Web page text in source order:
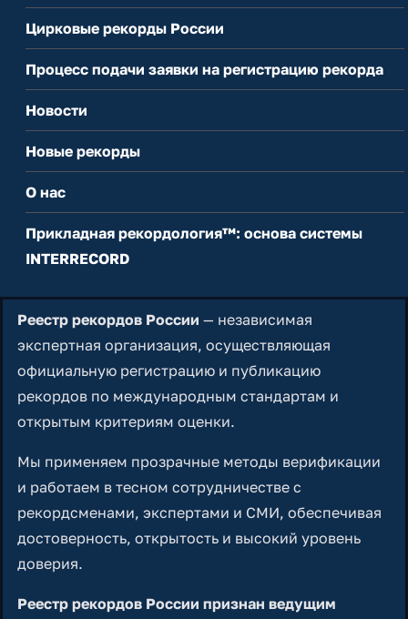
Цирковые рекорды России
Процесс подачи заявки на регистрацию рекорда
Новости
Новые рекорды
О нас
Прикладная рекордология™: основа системы
INTERRECORD
Реестр рекордов России — независимая
экспертная организация, осуществляющая
официальную регистрацию и публикацию
рекордов по международным стандартам и
открытым критериям оценки.
Мы применяем прозрачные методы верификации
и работаем в тесном сотрудничестве с
рекордсменами, экспертами и СМИ, обеспечивая
достоверность, открытость и высокий уровень
доверия.
Реестр рекордов России признан ведущим